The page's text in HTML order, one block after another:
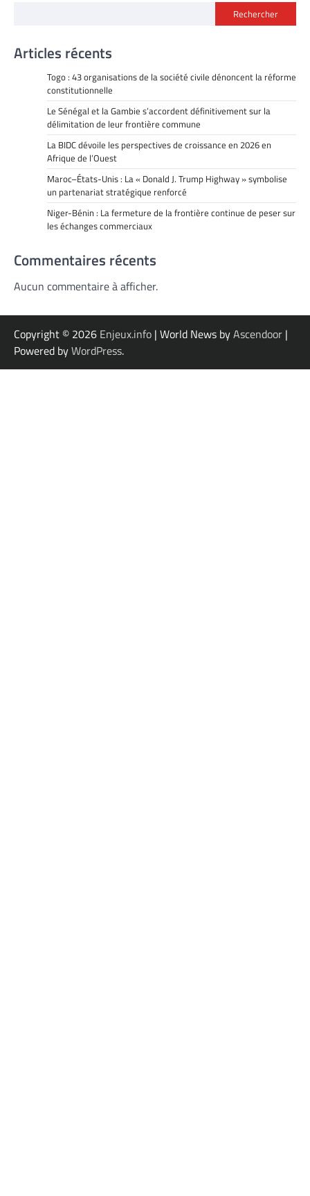
Rechercher
Articles récents
Togo : 43 organisations de la société civile dénoncent la réforme
constitutionnelle
Le Sénégal et la Gambie s’accordent définitivement sur la
délimitation de leur frontière commune
La BIDC dévoile les perspectives de croissance en 2026 en
Afrique de l’Ouest
Maroc–États-Unis : La « Donald J. Trump Highway » symbolise
un partenariat stratégique renforcé
Niger-Bénin : La fermeture de la frontière continue de peser sur
les échanges commerciaux
Commentaires récents
Aucun commentaire à afficher.
Copyright © 2026 Enjeux.info | World News byAscendoor |
Powered byWordPress.